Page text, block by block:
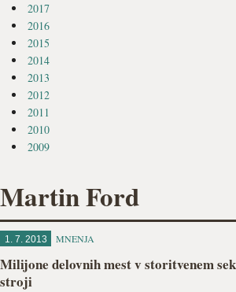
2017
2016
2015
2014
2013
2012
2011
2010
2009
Martin Ford
1. 7. 2013 MNENJA
Milijone delovnih mest v storitvenem
stroji